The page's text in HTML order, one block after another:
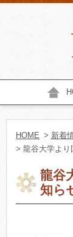
HOME > 新着
> 龍谷大学より
龍谷
知ら